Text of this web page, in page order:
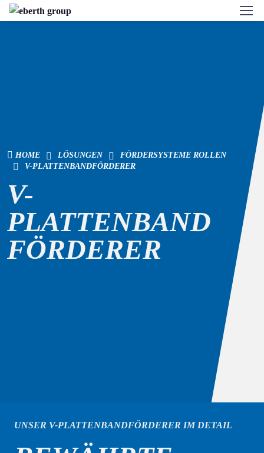
HOME LÖSUNGEN
FÖRDERSYSTEME ROLLEN
V-PLATTENBANDFÖRDERER
V-
PLATTENBAND
FÖRDERER
UNSER V-PLATTENBANDFÖRDERER IM DETAIL